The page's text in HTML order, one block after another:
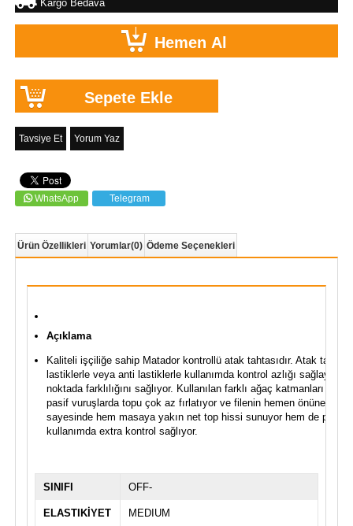
Kargo Bedava
Tavsiye Et Yorum Yaz
WhatsApp Telegram
Ürün Özellikleri Yorumlar(0) Ödeme Seçenekleri
Açıklama
Kaliteli işçiliğe sahip Matador kontrollü atak tahtasıdır. Atak
lastiklerle veya anti lastiklerle kullanımda kontrol azlığı
noktada farklılığını sağlıyor. Kullanılan farklı ağaç katmanları
pasif vuruşlarda topu çok az fırlatıyor ve filenin hemen önüne
sayesinde hem masaya yakın net top hissi sunuyor hem de
kullanımda extra kontrol sağlıyor.
SINIFI OFF-
ELASTIKİYET MEDIUM